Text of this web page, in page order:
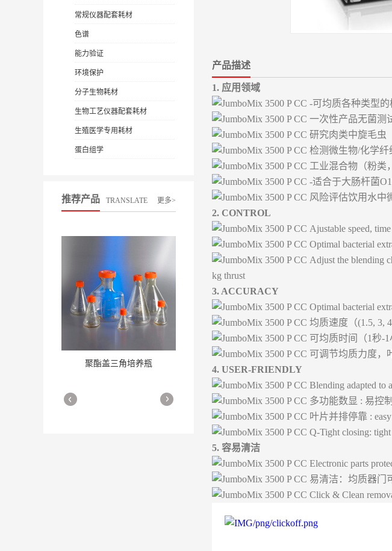
常规仪器配套耗材
色谱
能力验证
环境保护
分子生物耗材
生物工艺仪器配套耗材
生殖医学专用耗材
蛋白组学
推荐产品 TRANSLATE 更多>
聚酯盖三角培养瓶
More
产品描述
1. 应用领域
-可均质各种类型的
一次性产品无菌测
研究肉类中旋毛虫
检测微生物/化学纤
工业混合物（粉类
-适合于大肠杆菌
风险评估饮用水中
2. CONTROL
Ajustable speed,
Optimal bacterial
Adjust the blending
kg thrust
3. ACCURACY
Optimal bacterial
均质速度（(1.5, 3,
可均质时间（1秒-1
可调节均质力度，
4. USER-FRIENDLY
Blending adapted
多功能数显 : 易控制
叶片并排停靠 :
Q-Tight closing:
5. 容易清洁
Electronic parts
易清洁：均质器门
Click & Clean